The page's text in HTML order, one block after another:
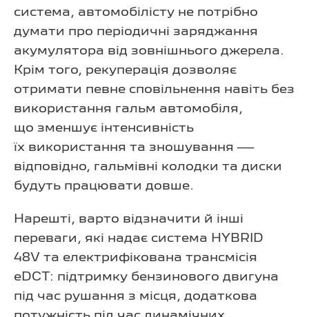
система, автомобілісту не потрібно
думати про періодичні заряджання
акумулятора від зовнішнього джерела.
Крім того, рекуперація дозволяє
отримати певне сповільнення навіть без
використання гальм автомобіля,
що зменшує інтенсивність
їх використання та зношування —
відповідно, гальмівні колодки та диски
будуть працювати довше.
Нарешті, варто відзначити й інші
переваги, які надає система HYBRID
48V та електрифікована трансмісія
eDCT: підтримку бензинового двигуна
під час рушання з місця, додаткова